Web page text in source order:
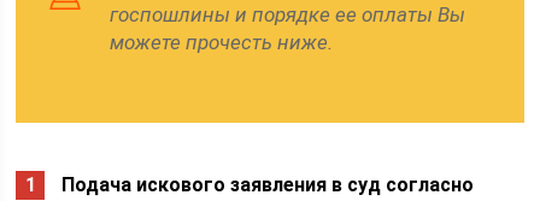
госпошлины и порядке ее оплаты Вы
можете прочесть ниже.
Подача искового заявления в суд согласно